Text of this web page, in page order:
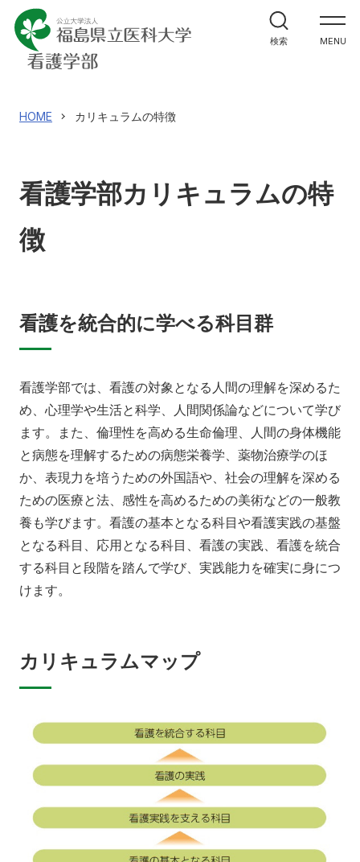
MENU
学部案内
カリキュラムの特徴
在校生からのメッセージ
入試情報
対象者別
地域の方へ 来院の方（診療）へ
入学希望の方へ 在学生の方へ
卒業生の方へ 教職員の方へ
教職員募集（採用情報） 取材・撮影申し込み
検索
HOME カリキュラムの特徴
看護学部カリキュラムの特
徴
看護を統合的に学べる科目群
看護学部では、看護の対象となる人間の理解を深めるた
め、心理学や生活と科学、人間関係論などについて学び
ます。また、倫理性を高める生命倫理、人間の身体機能
と病態を理解するための病態栄養学、薬物治療学のほ
か、表現力を培うための外国語や、社会の理解を深める
ための医療と法、感性を高めるための美術などの一般教
養も学びます。看護の基本となる科目や看護実践の基盤
となる科目、応用となる科目、看護の実践、看護を統合
する科目と段階を踏んで学び、実践能力を確実に身につ
けます。
カリキュラムマップ